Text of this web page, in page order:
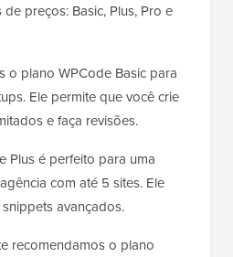
preços: Basic, Plus, Pro e
o plano WPCode Basic para
Ele permite que você crie
e faça revisões.
Plus é perfeito para uma
com até 5 sites. Ele
avançados.
recomendamos o plano